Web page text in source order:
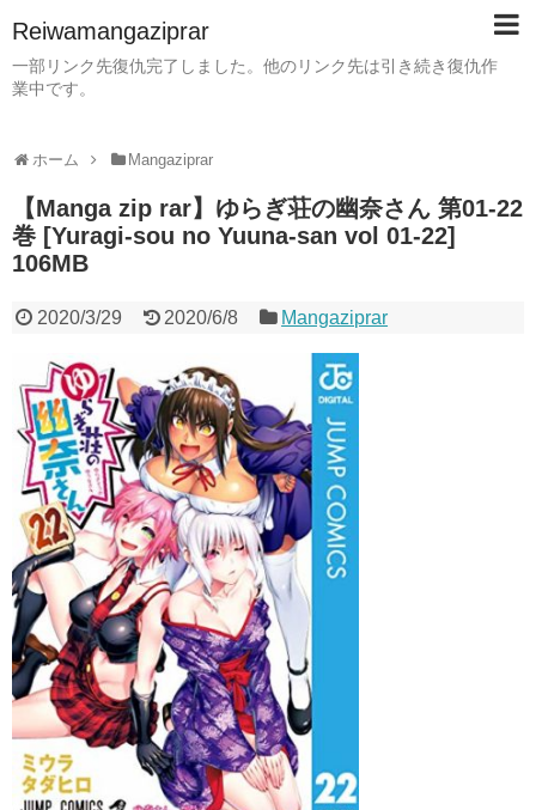
Reiwamangaziprar
一部リンク先復仇完了しました。他のリンク先は引き続き復仇作
業中です。
ホーム Mangaziprar
【Manga zip rar】ゆらぎ荘の幽奈さん 第01-22
巻 [Yuragi-sou no Yuuna-san vol 01-22]
106MB
2020/3/29 2020/6/8 Mangaziprar